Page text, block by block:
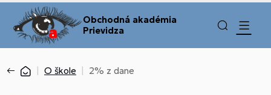
Obchodná akadémia
Prievidza
O škole 2% z dane